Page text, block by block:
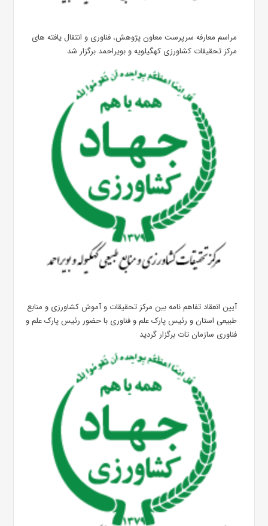
مراسم معارفه سرپرست معاون پژوهش، فناوری و انتقال یافته های
مرکز تحقیقات کشاورزی کهگیلویه و بویراحمد برگزار شد
آیین انعقاد تفاهم نامه بین مرکز تحقیقات و آموش کشاورزی و منابع
طبیعی استان و رئیس پارک علم و فناوری با حضور رئیس پارک علم‌ و
فناوری سازمان تات برگزار گردید